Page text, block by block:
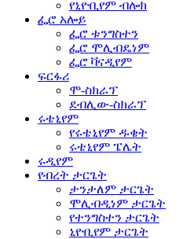
የኒዮቢየም ብሎክ
ፌሮ አሎይ
ፌሮ ቱንግስተን
ፌሮ ሞሊብዴነም
ፌሮ ቫናዲየም
ፍርፋሪ
ሞ-ስክራፕ
ደብሊው-ስክራፕ
ሩቴኒየም
የሩቴኒየም ዱቄት
ሩቴኒየም ፔሌት
ሩዲየም
የብረት ታርጌት
ታንታለም ታርጌት
ሞሊብዲነም ታርጌት
የተንግስተን ታርጌት
ኒዮቢየም ታርጌት